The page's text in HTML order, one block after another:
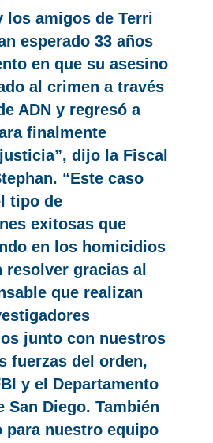
los amigos de Terri
esperado 33 años
en que su asesino
al crimen a través
ADN y regresó a
finalmente
dijo la Fiscal
“Este caso
tipo de
exitosas que
en los homicidios
resolver gracias al
que realizan
junto con nuestros
fuerzas del orden,
y el Departamento
San Diego. También
para nuestro equipo